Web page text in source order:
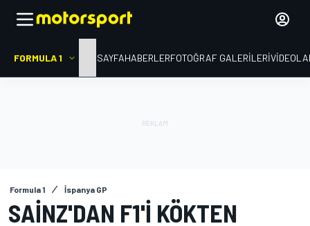
FORMULA 1 ANA SAYFAHABERLERFOTOĞRAF GALERILERI
Formula 1 İspanya GP
SAINZ'DAN F1'I KÖKTEN